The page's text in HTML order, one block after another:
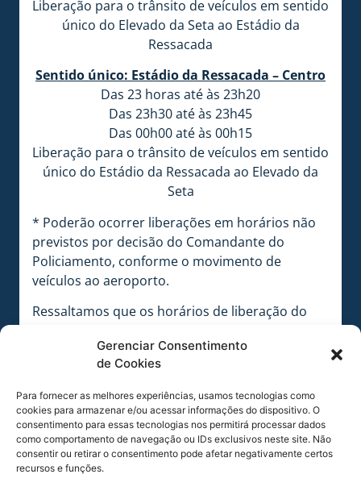
Gerenciar Consentimento
de Cookies
Para fornecer as melhores experiências, usamos tecnologias como
cookies para armazenar e/ou acessar informações do dispositivo. O
consentimento para essas tecnologias nos permitirá processar dados
como comportamento de navegação ou IDs exclusivos neste site. Não
consentir ou retirar o consentimento pode afetar negativamente certos
recursos e funções.
Liberação para o trânsito de veículos em sentido
único do Elevado da Seta ao Estádio da
Ressacada
Sentido único: Estádio da Ressacada – Centro
Das 23 horas até às 23h20
Das 23h30 até às 23h45
Das 00h00 até às 00h15
Liberação para o trânsito de veículos em sentido
único do Estádio da Ressacada ao Elevado da
Seta
* Poderão ocorrer liberações em horários não
previstos por decisão do Comandante do
Policiamento, conforme o movimento de
veículos ao aeroporto.
Ressaltamos que os horários de liberação do
acordo com as possibilidades, em decorrência
da conciliação desta medida com os horários de
vôos que partem do Aeroporto Hercílio Luz
neste período. Desta forma, solicitamos a
compreensão de todos em relação aos horários
acima estabelecidos, pelos motivos já expostos.
A medida do trânsito em sentido único visa